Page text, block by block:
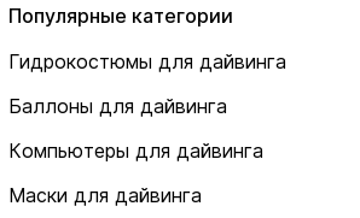
Популярные категории
Гидрокостюмы для дайвинга
Баллоны для дайвинга
Компьютеры для дайвинга
Маски для дайвинга